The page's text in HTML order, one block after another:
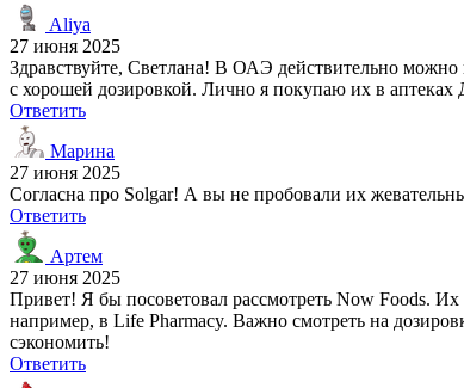
Aliya
27 июня 2025
Здравствуйте, Светлана! В ОАЭ действительно
с хорошей дозировкой. Лично я покупаю их в аптеках
Ответить
Марина
27 июня 2025
Согласна про Solgar! А вы не пробовали их
Ответить
Артем
27 июня 2025
Привет! Я бы посоветовал рассмотреть Now Foods.
например, в Life Pharmacy. Важно смотреть на
сэкономить!
Ответить